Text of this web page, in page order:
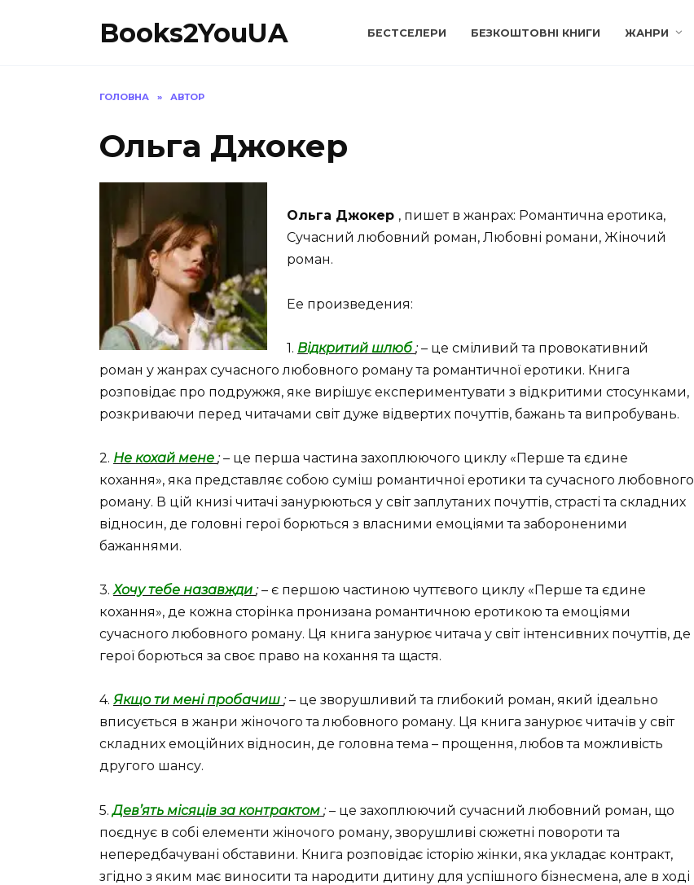
Books2YouUA БЕСТСЕЛЕРИ БЕЗКОШТОВНІ КНИГИ ЖАНРИ
ГОЛОВНА » АВТОР
Ольга Джокер
Ольга Джокер , пишет в жанрах: Романтична еротика,
Сучасний любовний роман, Любовні романи, Жіночий
роман.
Ее произведения:
1. Відкритий шлюб;– це сміливий та провокативний
роман у жанрах сучасного любовного роману та романтичної еротики. Книга
розповідає про подружжя, яке вирішує експериментувати з відкритими стосунками,
розкриваючи перед читачами світ дуже відвертих почуттів, бажань та випробувань.
2. Не кохай мене ;– це перша частина захоплюючого циклу «Перше та єдине
кохання», яка представляє собою суміш романтичної еротики та сучасного любовного
роману. В цій книзі читачі занурюються у світ заплутаних почуттів, страсті та складних
відносин, де головні герої борються з власними емоціями та забороненими
бажаннями.
3.Хочу тебе назавжди ;– є першою частиною чуттєвого циклу «Перше та єдине
кохання», де кожна сторінка пронизана романтичною еротикою та емоціями
сучасного любовного роману. Ця книга занурює читача у світ інтенсивних почуттів, де
герої борються за своє право на кохання та щастя.
4. Якщо ти мені пробачиш ;– це зворушливий та глибокий роман, який ідеально
вписується в жанри жіночого та любовного роману. Ця книга занурює читачів у світ
складних емоційних відносин, де головна тема – прощення, любов та можливість
другого шансу.
5.Дев’ять місяців за контрактом ;– це захоплюючий сучасний любовний роман, що
поєднує в собі елементи жіночого роману, зворушливі сюжетні повороти та
непередбачувані обставини. Книга розповідає історію жінки, яка укладає контракт,
згідно з яким має виносити та народити дитину для успішного бізнесмена, але в ході